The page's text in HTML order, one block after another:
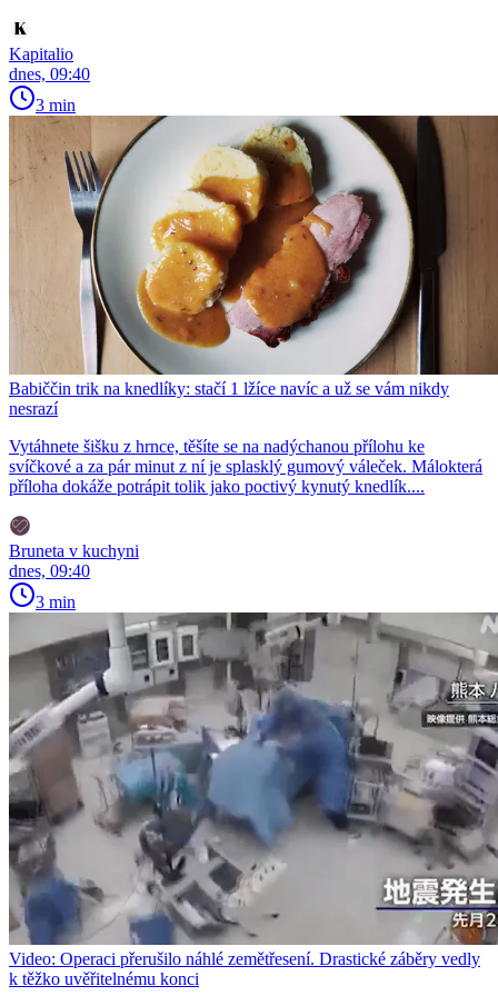
Kapitalio
dnes, 09:40
3 min
Babiččin trik na knedlíky: stačí 1 lžíce navíc a už se vám nikdy
nesrazí
Vytáhnete šišku z hrnce, těšíte se na nadýchanou přílohu ke
svíčkové a za pár minut z ní je splasklý gumový váleček. Málokterá
příloha dokáže potrápit tolik jako poctivý kynutý knedlík....
Bruneta v kuchyni
dnes, 09:40
3 min
Video: Operaci přerušilo náhlé zemětřesení. Drastické záběry vedly
k těžko uvěřitelnému konci